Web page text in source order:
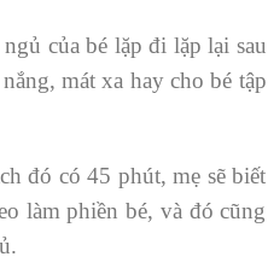
của bé lặp đi lặp lại sau
mát xa hay cho bé tập
đó có 45 phút, mẹ sẽ biết
làm phiền bé, và đó cũng